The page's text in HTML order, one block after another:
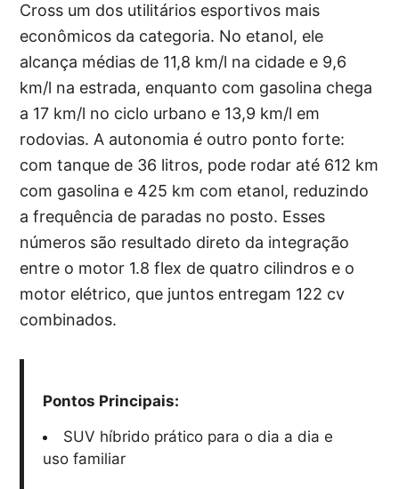
Cross um dos utilitários esportivos mais
econômicos da categoria. No etanol, ele
alcança médias de 11,8 km/l na cidade e 9,6
km/l na estrada, enquanto com gasolina chega
a 17 km/l no ciclo urbano e 13,9 km/l em
rodovias. A autonomia é outro ponto forte:
com tanque de 36 litros, pode rodar até 612 km
com gasolina e 425 km com etanol, reduzindo
a frequência de paradas no posto. Esses
números são resultado direto da integração
entre o motor 1.8 flex de quatro cilindros e o
motor elétrico, que juntos entregam 122 cv
combinados.
Pontos Principais:
SUV híbrido prático para o dia a dia e
uso familiar